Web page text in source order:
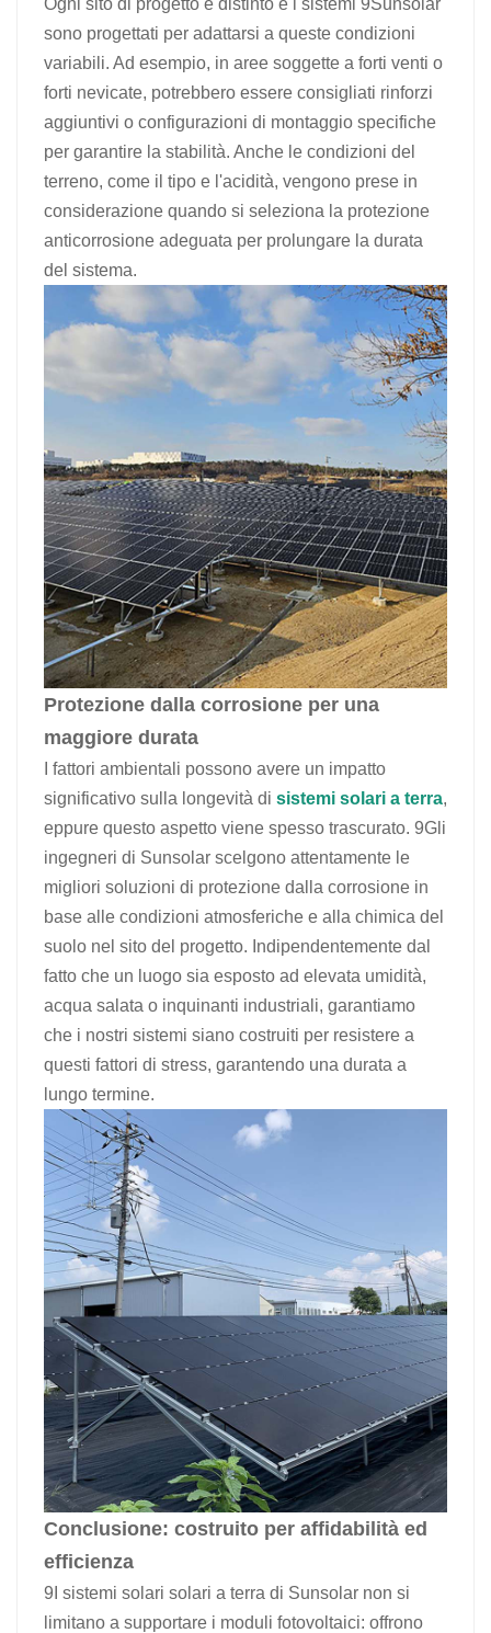
Ogni sito di progetto è distinto e i sistemi 9Sunsolar
sono progettati per adattarsi a queste condizioni
variabili. Ad esempio, in aree soggette a forti venti o
forti nevicate, potrebbero essere consigliati rinforzi
aggiuntivi o configurazioni di montaggio specifiche
per garantire la stabilità. Anche le condizioni del
terreno, come il tipo e l'acidità, vengono prese in
considerazione quando si seleziona la protezione
anticorrosione adeguata per prolungare la durata
del sistema.
Protezione dalla corrosione per una
maggiore durata
I fattori ambientali possono avere un impatto
significativo sulla longevità di sistemi solari a terra,
eppure questo aspetto viene spesso trascurato. 9Gli
ingegneri di Sunsolar scelgono attentamente le
migliori soluzioni di protezione dalla corrosione in
base alle condizioni atmosferiche e alla chimica del
suolo nel sito del progetto. Indipendentemente dal
fatto che un luogo sia esposto ad elevata umidità,
acqua salata o inquinanti industriali, garantiamo
che i nostri sistemi siano costruiti per resistere a
questi fattori di stress, garantendo una durata a
lungo termine.
Conclusione: costruito per affidabilità ed
efficienza
9I sistemi solari solari a terra di Sunsolar non si
limitano a supportare i moduli fotovoltaici: offrono